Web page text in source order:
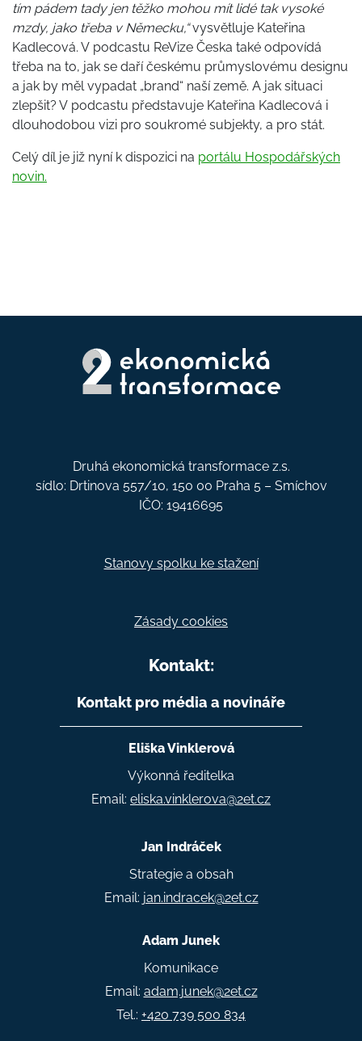
tím pádem tady jen těžko mohou mít lidé tak vysoké
mzdy, jako třeba v Německu,“vysvětluje Kateřina
Kadlecová. V podcastu ReVize Česka také odpovídá
třeba na to, jak se daří českému průmyslovému designu
a jak by měl vypadat „brand“ naší země. A jak situaci
zlepšit? V podcastu představuje Kateřina Kadlecová i
dlouhodobou vizi pro soukromé subjekty, a pro stát.
Celý díl je již nyní k dispozici na portálu Hospodářských
novin.
Druhá ekonomická transformace z.s.
sídlo: Drtinova 557/10, 150 00 Praha 5 – Smíchov
IČO: 19416695
Stanovy spolku ke stažení
Zásady cookies
Kontakt:
Kontakt pro média a novináře
Eliška Vinklerová
Výkonná ředitelka
Email: eliska.vinklerova@2et.cz
Jan Indráček
Strategie a obsah
Email: jan.indracek@2et.cz
Adam Junek
Komunikace
Email: adam.junek@2et.cz
Tel.: +420 739 500 834